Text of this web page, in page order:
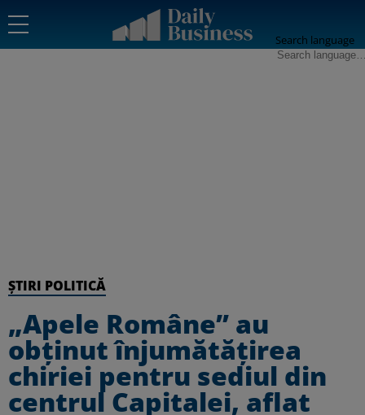
Search language
ȘTIRI POLITICĂ
„Apele Române” au
obţinut înjumătăţirea
chiriei pentru sediul din
centrul Capitalei, aflat